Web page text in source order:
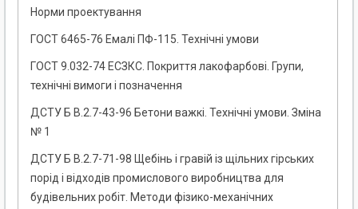
Норми проектування
ГОСТ 6465-76 Емалі ПФ-115. Технічні умови
ГОСТ 9.032-74 ЕСЗКС. Покриття лакофарбові. Групи,
технічні вимоги і позначення
ДСТУ Б В.2.7-43-96 Бетони важкі. Технічні умови. Зміна
№ 1
ДСТУ Б В.2.7-71-98 Щебінь і гравій із щільних гірських
порід і відходів промислового виробництва для
будівельних робіт. Методи фізико-механічних